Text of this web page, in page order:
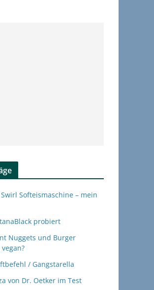
Softeismaschine – mein
probiert
Nuggets und Burger
/ Gangstarella
von Dr. Oetker im Test